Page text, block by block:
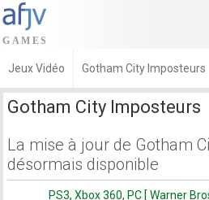
Jeux Vidéo Gotham City Imposteurs
Gotham City Imposteurs
La mise à jour de Gotham
désormais disponible
PS3, Xbox 360, PC [ Warner